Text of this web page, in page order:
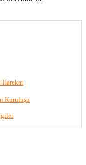
Harekat
Kuruluşu